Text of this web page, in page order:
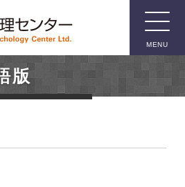
版
MENU
臨床用検
査